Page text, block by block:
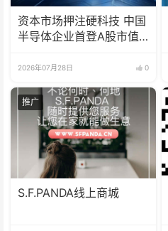
资本市场押注硬科技 中国
半导体企业首登A股市值
2026年07月28日 0
推广
S.F.PANDA线上商城